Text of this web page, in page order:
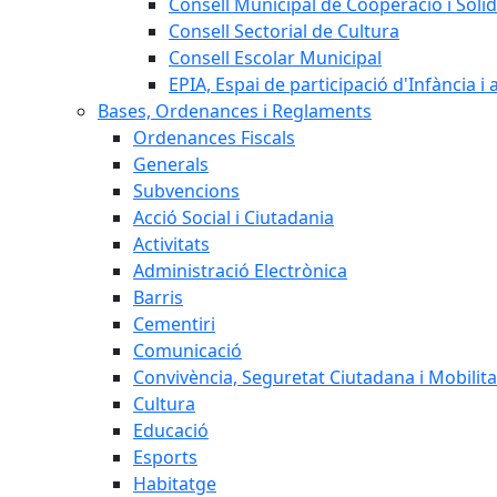
Consell Sectorial de Cultura
Consell Escolar Municipal
EPIA, Espai de participació d'Infància i
Bases, Ordenances i Reglaments
Ordenances Fiscals
Generals
Subvencions
Acció Social i Ciutadania
Activitats
Administració Electrònica
Barris
Cementiri
Comunicació
Convivència, Seguretat Ciutadana i
Cultura
Educació
Esports
Habitatge